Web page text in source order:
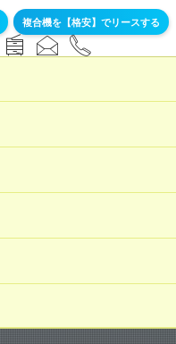
複合機を【格安】でリースする